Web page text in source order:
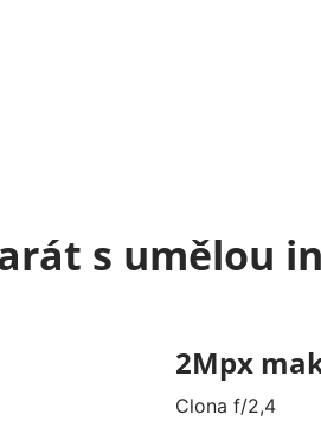
s umělou
2Mpx
Clona f/2,4